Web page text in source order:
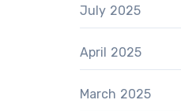
July 2025
April 2025
March 2025